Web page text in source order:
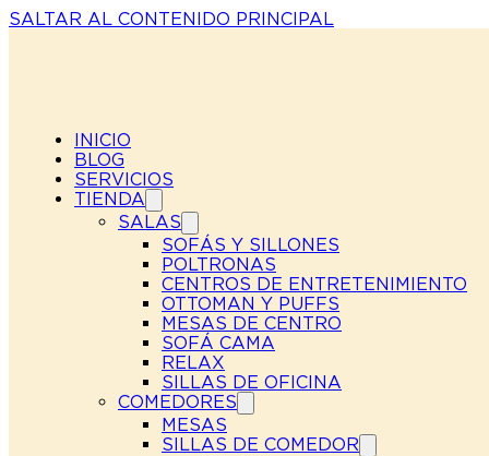
SALTAR AL CONTENIDO PRINCIPAL
INICIO
BLOG
SERVICIOS
TIENDA
SALAS
SOFÁS Y SILLONES
POLTRONAS
CENTROS DE ENTRETENIMIENTO
OTTOMAN Y PUFFS
MESAS DE CENTRO
SOFÁ CAMA
RELAX
SILLAS DE OFICINA
COMEDORES
MESAS
SILLAS DE COMEDOR